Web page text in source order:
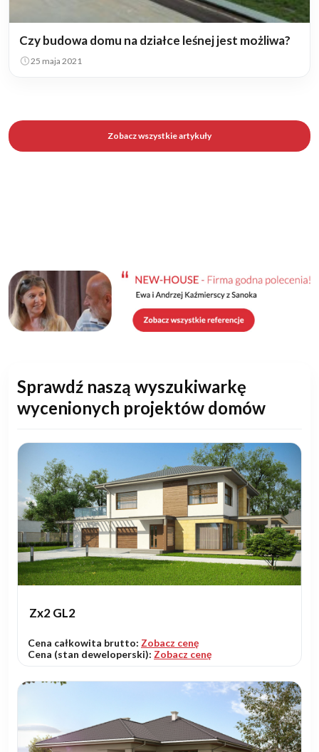
Czy budowa domu na działce leśnej jest możliwa?
25 maja 2021
Zobacz wszystkie artykuły
Sprawdź naszą wyszukiwarkę
wycenionych projektów domów
Zx2 GL2
Cena całkowita brutto: Zobacz cenę
Cena (stan deweloperski): Zobacz cenę